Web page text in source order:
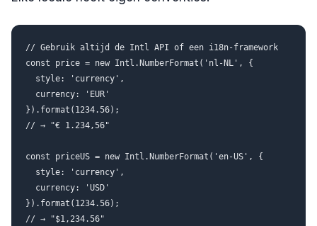
// Gebruik altijd de Intl API of een i18n-framework
const price = new Intl.NumberFormat('nl-NL', {
  style: 'currency',
  currency: 'EUR'
}).format(1234.56);
// → "€ 1.234,56"
const priceUS = new Intl.NumberFormat('en-US', {
  style: 'currency',
  currency: 'USD'
}).format(1234.56);
// → "$1,234.56"